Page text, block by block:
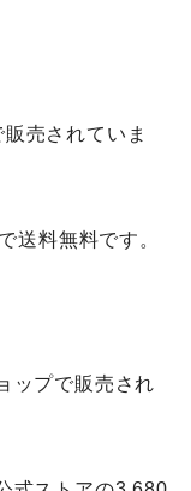
売されていま
送料無料です。
ップで販売され